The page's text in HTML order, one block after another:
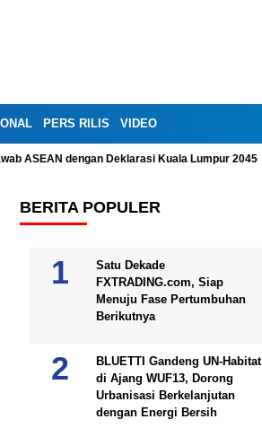
PERS RILIS VIDEO
ASEAN dengan Deklarasi Kuala Lumpur 2045
BERITA POPULER
Satu Dekade
FXTRADING.com, Siap
Menuju Fase Pertumbuhan
Berikutnya
BLUETTI Gandeng UN-Habitat
di Ajang WUF13, Dorong
Urbanisasi Berkelanjutan
dengan Energi Bersih